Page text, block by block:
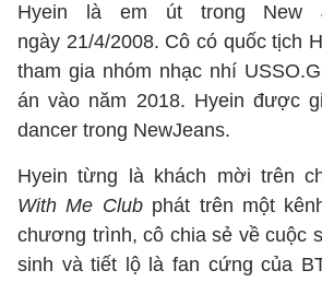
Hyein là em út trong New
ngày 21/4/2008. Cô có quốc tịch
tham gia nhóm nhạc nhí
án vào năm 2018. Hyein được
dancer trong NewJeans.
Hyein từng là khách mời trên
With Me Clubphát trên một
chương trình, cô chia sẻ về cuộc
sinh và tiết lộ là fan cứng của